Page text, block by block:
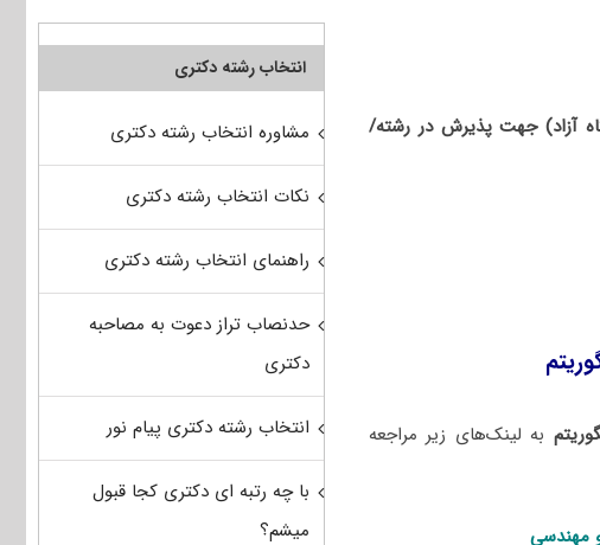
دانشگاه آزاد) جهت پذیرش در رشته/
به لینک‌های زیر مراجعه
مهندسی
انتخاب رشته دکتری
مشاوره انتخاب رشته دکتری
نکات انتخاب رشته دکتری
راهنمای انتخاب رشته دکتری
حدنصاب تراز دعوت به مصاحبه
دکتری
انتخاب رشته دکتری پیام نور
با چه رتبه ای دکتری کجا قبول
میشم؟